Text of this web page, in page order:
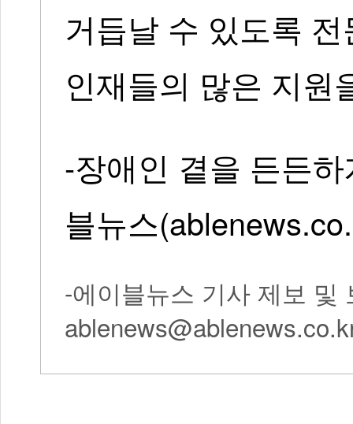
거듭날 수 있도록
인재들의 많은 지원
-장애인 곁을 든든
블뉴스
-에이블뉴스 기사 제보 및